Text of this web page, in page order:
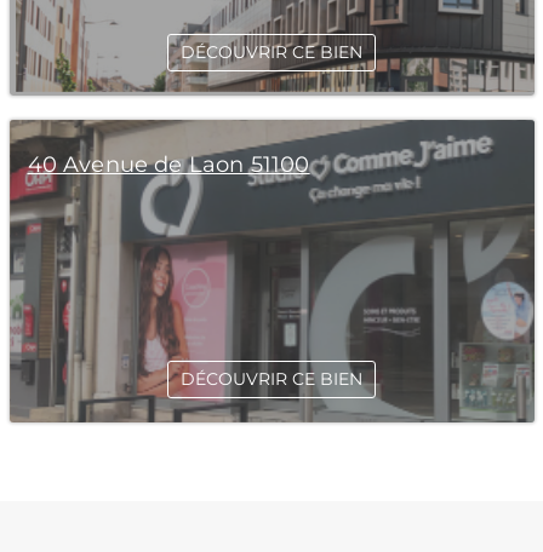
DÉCOUVRIR CE BIEN
40 Avenue de Laon 51100
DÉCOUVRIR CE BIEN